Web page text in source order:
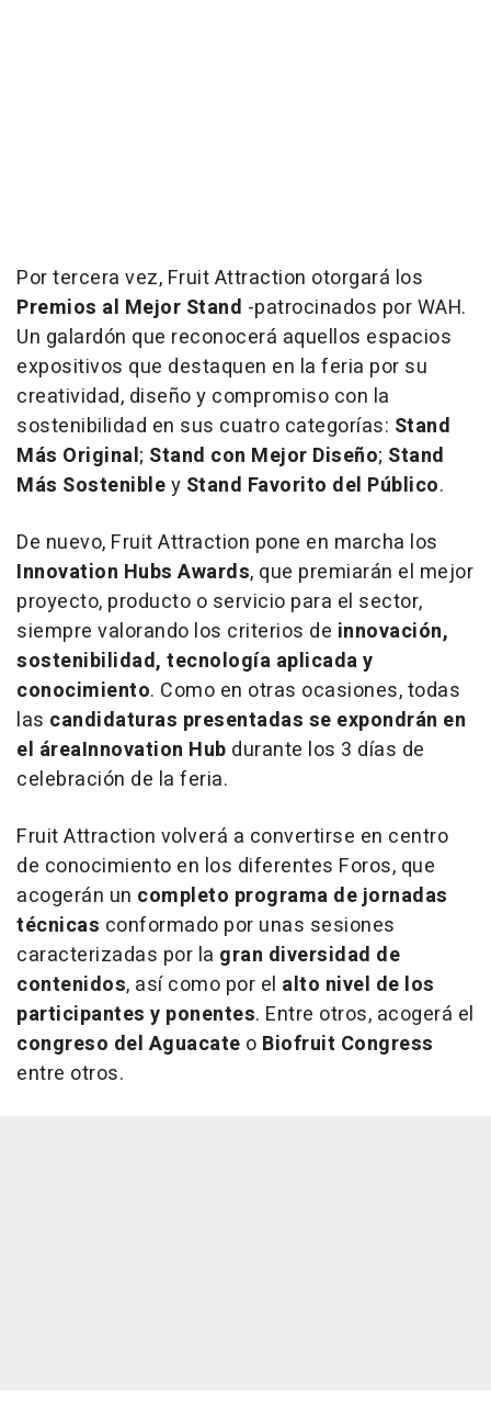
Por tercera vez, Fruit Attraction otorgará los
Premios al Mejor Stand -patrocinados por WAH.
Un galardón que reconocerá aquellos espacios
expositivos que destaquen en la feria por su
creatividad, diseño y compromiso con la
sostenibilidad en sus cuatro categorías: Stand
Más Original; Stand con Mejor Diseño; Stand
Más Sostenibley Stand Favorito del Público.
De nuevo, Fruit Attraction pone en marcha los
Innovation Hubs Awards, que premiarán el mejor
proyecto, producto o servicio para el sector,
siempre valorando los criterios de innovación,
sostenibilidad, tecnología aplicada y
conocimiento. Como en otras ocasiones, todas
las candidaturas presentadas se expondrán en
el áreaInnovation Hub durante los 3 días de
celebración de la feria.
Fruit Attraction volverá a convertirse en centro
de conocimiento en los diferentes Foros, que
acogerán un completo programa de jornadas
técnicas conformado por unas sesiones
caracterizadas por la gran diversidad de
contenidos, así como por el alto nivel de los
participantes y ponentes. Entre otros, acogerá el
congreso del Aguacate o Biofruit Congress
entre otros.